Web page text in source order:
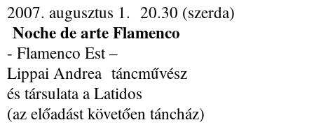
2007. augusztus 1. 20.30 (szerda)
Noche de arte Flamenco
- Flamenco Est –
Lippai Andrea táncművész
és társulata a Latidos
(az előadást követően táncház)